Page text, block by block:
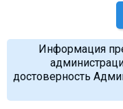
Информация
достоверность